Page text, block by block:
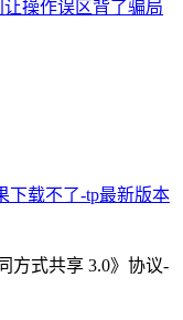
操作误区背了骗局
下载不了-tp最新版本
方式共享 3.0》协议-